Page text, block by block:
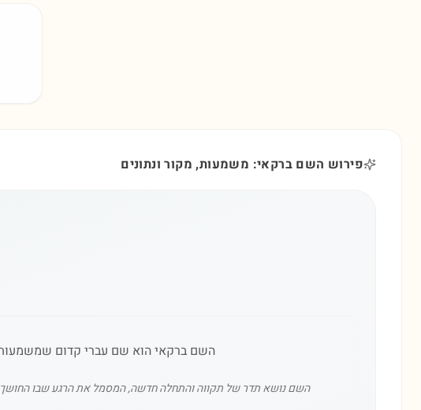
פירוש השם ברקאי: משמעות, מקור ונתונים
השם ברקאי הוא שם עברי קדום
השם נושא תדר של תקווה והתחלה חדשה, המסמל את הרגע שבו החושך